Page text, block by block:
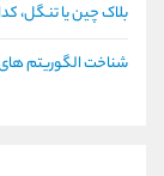
بلاک چین یا تنگل،
شناخت الگوریتم